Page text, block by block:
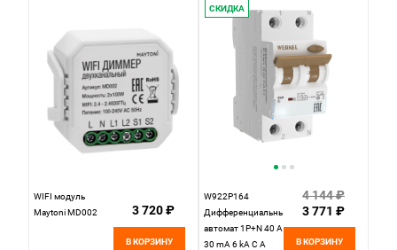
kA Werkel,
4690389202803
WIFI модуль
Maytoni MD002
3 720 ₽
В КОРЗИНУ
СКИДКА
W922P164
Дифференциальный
автомат 1P+N 40 A
30 mA 6 kA C A
4 144 ₽
3 771 ₽
В КОРЗИНУ